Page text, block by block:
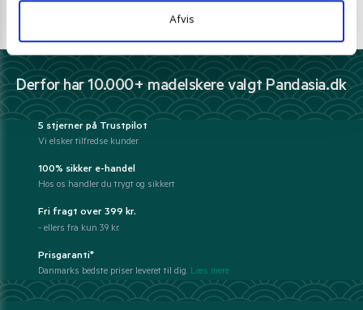
Afvis
E-mail support
Derfor har 10.000+ madelskere valgt Pandasia.dk
5 stjerner på Trustpilot
Vi elsker tilfredse kunder
100% sikker e-handel
Hos os handler du trygt og sikkert
Fri fragt over 399 kr.
- ellers fra kun 39 kr.
Prisgaranti*
Danmarks bedste priser leveret til dig. Læs mere